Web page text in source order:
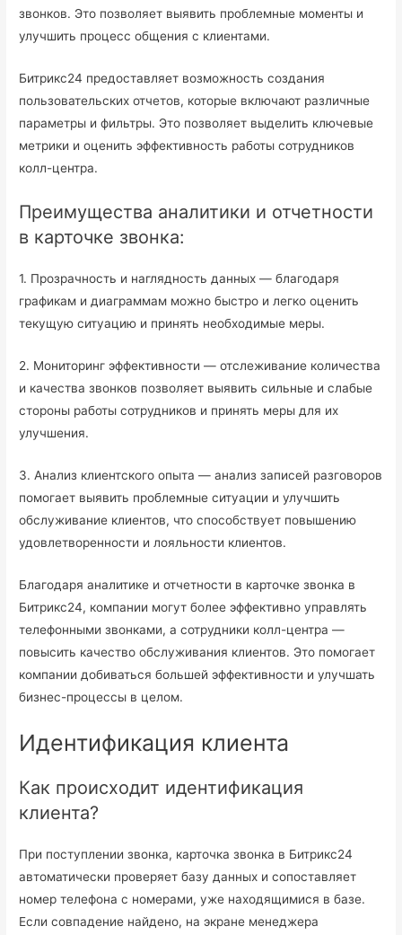
звонков. Это позволяет выявить проблемные моменты и
улучшить процесс общения с клиентами.
Битрикс24 предоставляет возможность создания
пользовательских отчетов, которые включают различные
параметры и фильтры. Это позволяет выделить ключевые
метрики и оценить эффективность работы сотрудников
колл-центра.
Преимущества аналитики и отчетности
в карточке звонка:
1. Прозрачность и наглядность данных — благодаря
графикам и диаграммам можно быстро и легко оценить
текущую ситуацию и принять необходимые меры.
2. Мониторинг эффективности — отслеживание количества
и качества звонков позволяет выявить сильные и слабые
стороны работы сотрудников и принять меры для их
улучшения.
3. Анализ клиентского опыта — анализ записей разговоров
помогает выявить проблемные ситуации и улучшить
обслуживание клиентов, что способствует повышению
удовлетворенности и лояльности клиентов.
Благодаря аналитике и отчетности в карточке звонка в
Битрикс24, компании могут более эффективно управлять
телефонными звонками, а сотрудники колл-центра —
повысить качество обслуживания клиентов. Это помогает
компании добиваться большей эффективности и улучшать
бизнес-процессы в целом.
Идентификация клиента
Как происходит идентификация
клиента?
При поступлении звонка, карточка звонка в Битрикс24
автоматически проверяет базу данных и сопоставляет
номер телефона с номерами, уже находящимися в базе.
Если совпадение найдено, на экране менеджера